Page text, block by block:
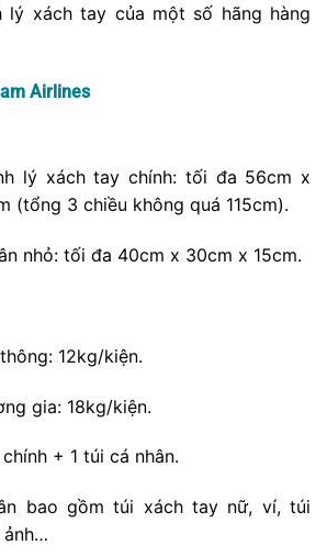
lý xách tay của một số hãng hàng
Airlines
lý xách tay chính: tối đa 56cm x
(tổng 3 chiều không quá 115cm).
nhỏ: tối đa 40cm x 30cm x 15cm.
12kg/kiện.
gia: 18kg/kiện.
+ 1 túi cá nhân.
bao gồm túi xách tay nữ, ví, túi
ảnh…